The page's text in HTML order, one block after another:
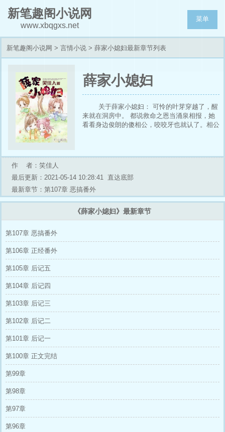
新笔趣阁小说网
www.xbqgxs.net
菜单
新笔趣阁小说网 > 言情小说 > 薛家小媳妇最新章节列表
薛家小媳妇
关于薛家小媳妇： 可怜的叶芽穿越了，醒
来就在洞房中。 都说救命之恩当涌泉相报，她
看看身边俊朗的傻相公，咬咬牙也就认了。相公
知本周日入v，尽量保证当日三更，求支持正版
订阅！ 本文晋江原创首发，谢绝任何形式的转
载，谢谢配合。 甜宠完结文：兽穿成人，腹黑
色狼V蠢萌懒丫 俺滴专栏小窝，求戳！
#favorite_1{color:red;font-weight:bold;border-
作 者：笑佳人
最后更新：2021-05-14 10:28:41 直达底部
最新章节：第107章 恶搞番外
《薛家小媳妇》最新章节
第107章 恶搞番外
第106章 正经番外
第105章 后记五
第104章 后记四
第103章 后记三
第102章 后记二
第101章 后记一
第100章 正文完结
第99章
第98章
第97章
第96章